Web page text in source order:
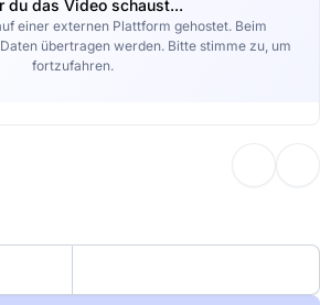
du das Video schaust...
einer externen Plattform gehostet. Beim
übertragen werden. Bitte stimme zu, um
fortzufahren.